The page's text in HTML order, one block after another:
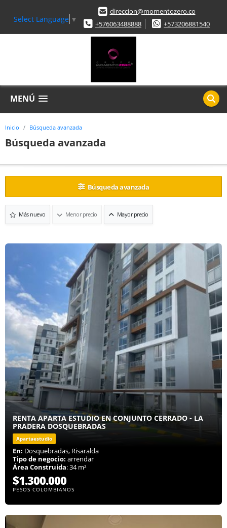
Select Language ▼
direccion@momentozero.co
+576063488888
+573206881540
MENÚ
Inicio Búsqueda avanzada
Búsqueda avanzada
Búsqueda avanzada
Más nuevo Menor precio Mayor precio
RENTA APARTA ESTUDIO EN CONJUNTO CERRADO - LA
PRADERA DOSQUEBRADAS
Apartaestudio
En: Dosquebradas, Risaralda
Tipo de negocio: arrendar
Área Construida: 34 m²
$1.300.000
PESOS COLOMBIANOS